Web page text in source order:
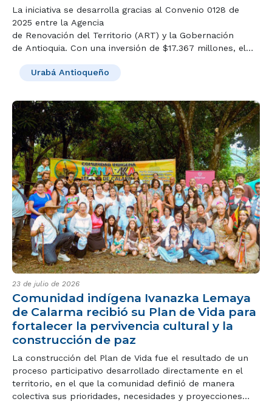
La iniciativa se desarrolla gracias al Convenio 0128 de
2025 entre la Agencia
de Renovación del Territorio (ART) y la Gobernación
de Antioquia. Con una inversión de $17.367 millones, el
Turbo y Mutatá.
Urabá Antioqueño
23 de julio de 2026
Comunidad indígena Ivanazka Lemaya
de Calarma recibió su Plan de Vida para
fortalecer la pervivencia cultural y la
construcción de paz
La construcción del Plan de Vida fue el resultado de un
proceso participativo desarrollado directamente en el
territorio, en el que la comunidad definió de manera
colectiva sus prioridades, necesidades y proyecciones